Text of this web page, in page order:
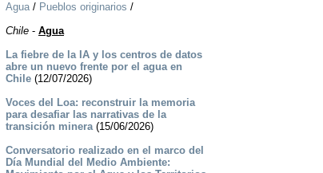
Agua/ Pueblos originarios /
Chile- Agua
La fiebre de la IA y los centros de datos
abre un nuevo frente por el agua en
Chile(12/07/2026)
Voces del Loa: reconstruir la memoria
para desafiar las narrativas de la
transición minera(15/06/2026)
Conversatorio realizado en el marco del
Día Mundial del Medio Ambiente: